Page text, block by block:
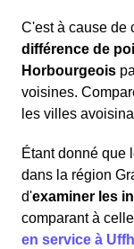
C'est à cause de
différence de
Horbourgeois
voisines.
les villes
Étant donné que
dans la région
d'examiner les
comparant à
en service à